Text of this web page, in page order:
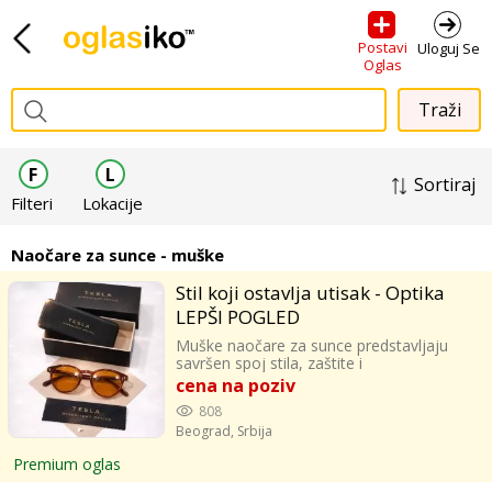
Postavi
Oglas
Uloguj Se
Sortiraj
F
Filteri
L
Lokacije
Naočare za sunce - muške
Stil koji ostavlja utisak - Optika
LEPŠI POGLED
Muške naočare za sunce predstavljaju
savršen spoj stila, zaštite i
funkcionalnosti. Pored toga što
upotpunjuju svaki izgled, njihova osnovna
uloga je zaštita očiju od štetnih UV zraka i
smanjenje zamora vida tokom sunčanih
elegantnih modela do modernih sportskih
cena na poziv
808
Beograd, Srbija
Premium oglas